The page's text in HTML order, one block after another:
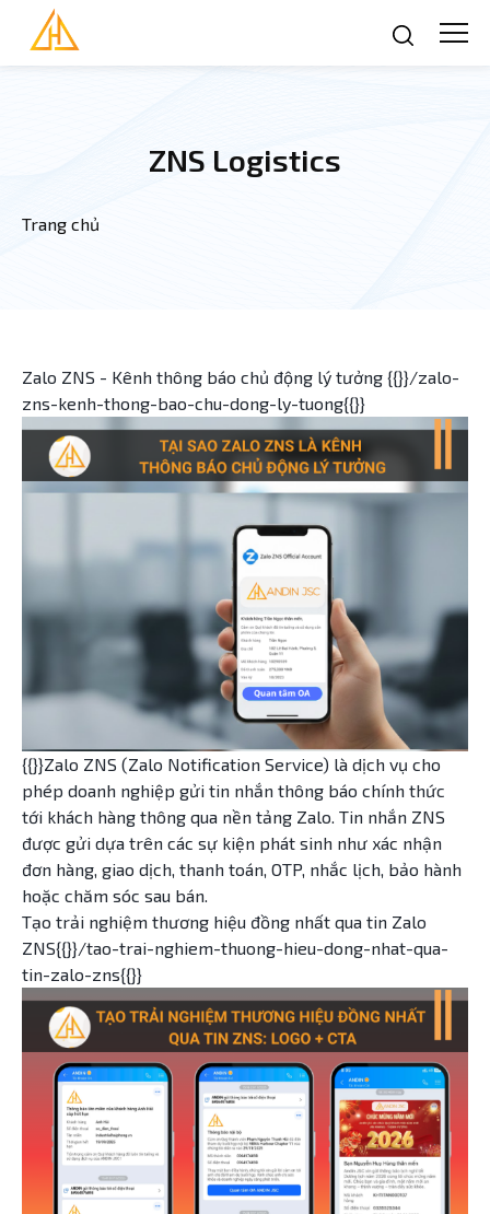
Nhảy đến nội dung
ZNS Logistics
Bạn đang ở đây
Trang chủ
Zalo ZNS - Kênh thông báo chủ động lý tưởng {{}}/zalo-
zns-kenh-thong-bao-chu-dong-ly-tuong{{}}
{{}}Zalo ZNS (Zalo Notification Service) là dịch vụ cho
phép doanh nghiệp gửi tin nhắn thông báo chính thức
tới khách hàng thông qua nền tảng Zalo. Tin nhắn ZNS
được gửi dựa trên các sự kiện phát sinh như xác nhận
đơn hàng, giao dịch, thanh toán, OTP, nhắc lịch, bảo hành
hoặc chăm sóc sau bán.
Tạo trải nghiệm thương hiệu đồng nhất qua tin Zalo
ZNS{{}}/tao-trai-nghiem-thuong-hieu-dong-nhat-qua-
tin-zalo-zns{{}}